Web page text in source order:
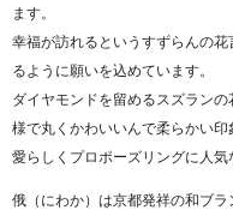
ます。
幸福が訪れるというすずらんの
るように願いを込めています。
ダイヤモンドを留めるスズラン
様で丸くかわいいんで柔らかい
愛らしくプロポーズリングに人気
俄（にわか）は京都発祥の和ブ